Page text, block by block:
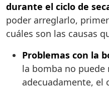
durante el ciclo de
poder arreglarlo,
cuáles son las causas
Problemas con la
la bomba no puede
adecuadamente, el